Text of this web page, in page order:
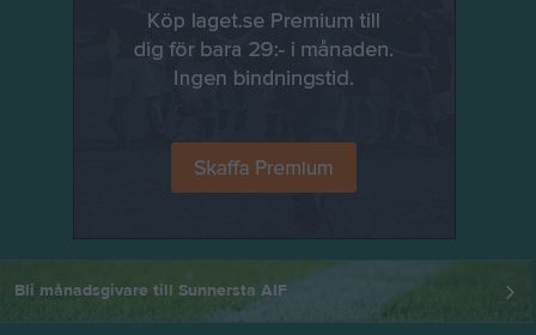
Bli månadsgivare till Sunnersta AIF